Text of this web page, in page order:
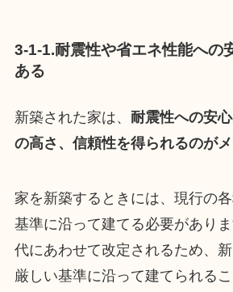
3-1-1.耐震性や省エネ性能への
ある
新築された家は、 耐震性への安
の高さ、信頼性を得られるのが
家を新築するときには、現行の
基準に沿って建てる必要があり
代にあわせて改定されるため、
厳しい基準に沿って建てられる